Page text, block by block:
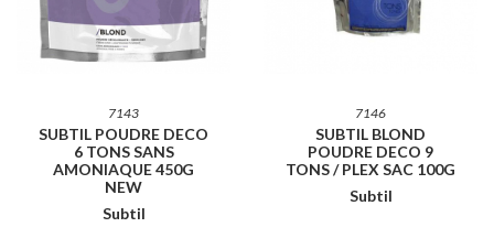
7143
SUBTIL POUDRE DECO
6 TONS SANS
AMONIAQUE 450G
NEW
Subtil
7146
SUBTIL BLOND
POUDRE DECO 9
TONS / PLEX SAC 100G
Subtil